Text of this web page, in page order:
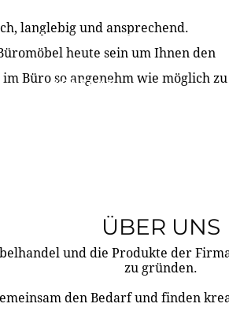
ÜBER UNS PARTNER &
KONTAKT
langlebig und ansprechend.
heute sein um Ihnen den
Büro so angenehm wie möglich zu
ÜBER UNS
und die Produkte der
zu gründen.
den Bedarf und finden